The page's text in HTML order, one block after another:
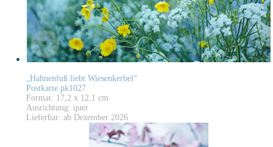
„Hahnenfuß liebt Wiesenkerbel“
Postkarte pk1027
Format: 17,2 x 12,1 cm
Ausrichtung: quer
Lieferbar: ab Dezember 2026